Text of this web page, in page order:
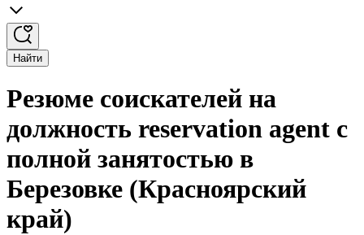
Найти
Резюме соискателей на
должность reservation agent с
полной занятостью в
Березовке (Красноярский
край)